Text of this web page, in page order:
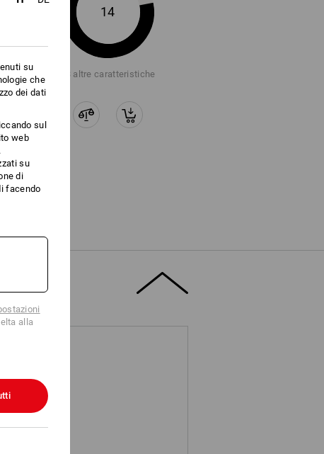
14
+3 altre caratteristiche
su
che
dei dati
sul
web
su
di
facendo
alla